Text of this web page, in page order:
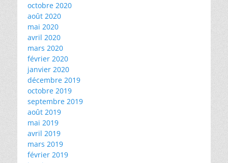
octobre 2020
août 2020
mai 2020
avril 2020
mars 2020
février 2020
janvier 2020
décembre 2019
octobre 2019
septembre 2019
août 2019
mai 2019
avril 2019
mars 2019
février 2019